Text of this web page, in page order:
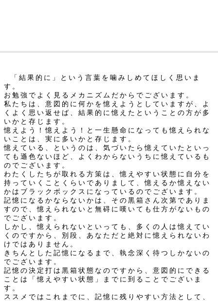
「結果的に」という言葉を噛みしめてほしく思いま
す。
お勉強でよく見るメカニズムだからでございます。
私たちは、意図的に何かを憶えようとしていますが、よ
くよく思い返せば、結果的に憶えたということの方が多
いかと存じます。
憶えよう！憶えよう！と一生懸命になっても憶えられな
いことは、実に多いかと存じます。
憶えている、というのは、気づいたら憶えていたといっ
ても遜色ないほど、よくわからないうちに憶えているも
のでございます。
わたくしたちが取れる方策は、憶えやすい状態に自分を
持っていくことくらいでありまして、憶えるか憶えない
かはブラックボックスになっているのでございます。
記憶になるかならないかは、その黒箱さん次第でありま
すので、憶えられないと無碍に嘆いても仕方がないもの
でございます。
しかし、憶えられないといっても、多くの人は憶えてい
くのですから、別段、あなただと絶対に憶えられないわ
けではありません。
きちんとした記憶になるまで、執念深く待つしかないの
でございます。
記憶の決定打は黒箱状態なのですから、意図的にできる
ことは「憶えやすい状態」までに到ることでございま
す。
ススメではこれまでに、記憶に残りやすい方法として、